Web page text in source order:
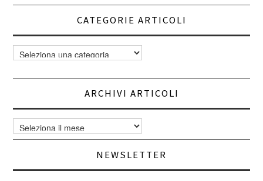
CATEGORIE ARTICOLI
Categorie
articoli
ARCHIVI ARTICOLI
Archivi
articoli
NEWSLETTER